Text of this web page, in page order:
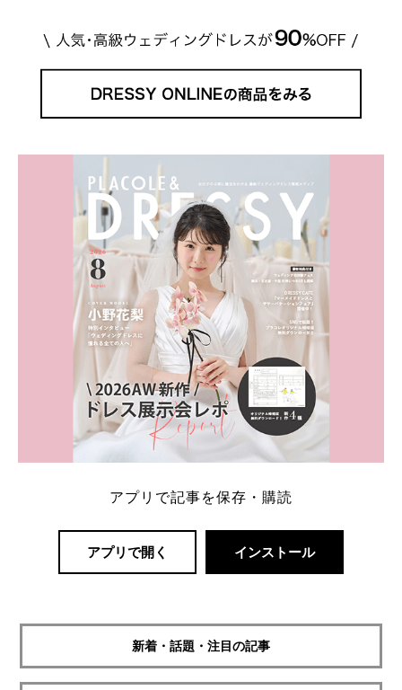
アプリで記事を保存・購読
アプリで開く インストール
新着・話題・注目の記事